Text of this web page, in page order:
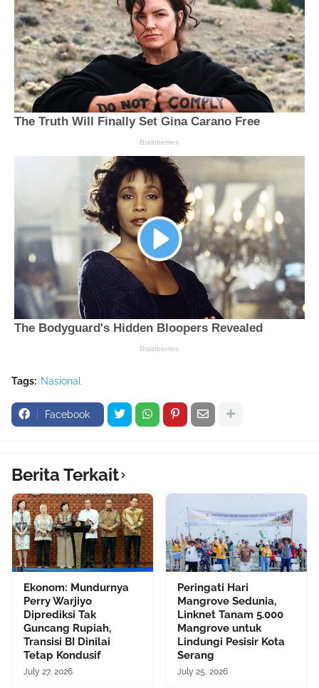
Tags: Nasional
Facebook
Berita Terkait
Ekonom: Mundurnya
Perry Warjiyo
Diprediksi Tak
Guncang Rupiah,
Transisi BI Dinilai
Tetap Kondusif
July 27, 2026
Peringati Hari
Mangrove Sedunia,
Linknet Tanam 5.000
Mangrove untuk
Lindungi Pesisir Kota
Serang
July 25, 2026